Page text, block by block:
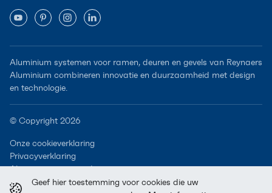
Geef hier toestemming voor cookies die uw
Aluminium systemen voor ramen, deuren en gevels van Reynaers
Aluminium combineren innovatie en duurzaamheid met design
en technologie.
© Copyright 2026
Onze cookieverklaring
Privacyverklaring
Algemene voorwaarden